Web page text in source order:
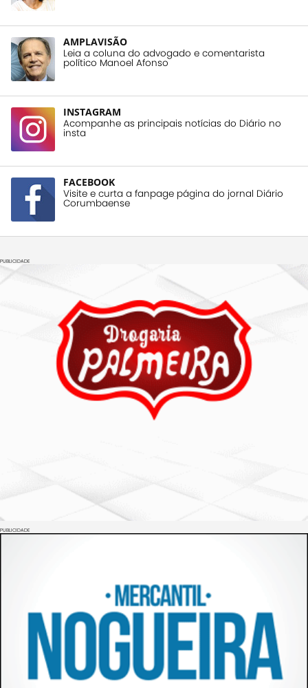
AMPLAVISÃO
Leia a coluna do advogado e comentarista
político Manoel Afonso
INSTAGRAM
Acompanhe as principais notícias do Diário no
insta
FACEBOOK
Visite e curta a fanpage página do jornal Diário
Corumbaense
PUBLICIDADE
PUBLICIDADE